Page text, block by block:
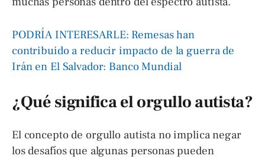
PODRÍA INTERESARLE: Remesas han
contribuido a reducir impacto de la guerra de
Irán en El Salvador: Banco Mundial
¿Qué significa el orgullo autista?
El concepto de orgullo autista no implica negar
los desafíos que algunas personas pueden